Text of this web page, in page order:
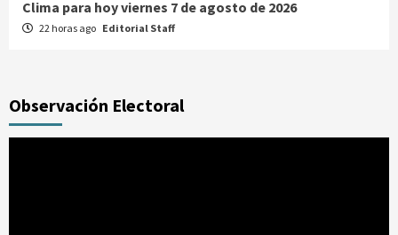
Clima para hoy viernes 7 de agosto de 2026
22 horas ago Editorial Staff
Observación Electoral